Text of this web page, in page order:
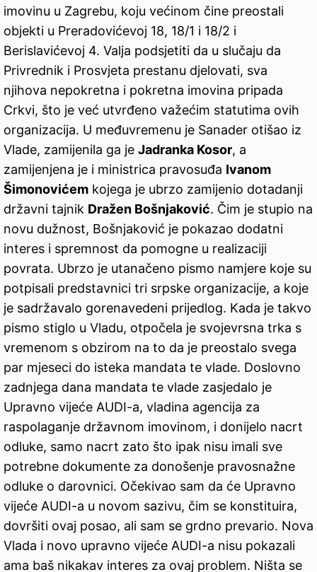
imovinu u Zagrebu, koju većinom čine preostali
objekti u Preradovićevoj 18, 18/1 i 18/2 i
Berislavićevoj 4. Valja podsjetiti da u slučaju da
Privrednik i Prosvjeta prestanu djelovati, sva
njihova nepokretna i pokretna imovina pripada
Crkvi, što je već utvrđeno važećim statutima ovih
organizacija. U međuvremenu je Sanader otišao iz
Vlade, zamijenila ga je Jadranka Kosor, a
zamijenjena je i ministrica pravosuđa Ivanom
Šimonovićem kojega je ubrzo zamijenio dotadanji
državni tajnik Dražen Bošnjaković. Čim je stupio na
novu dužnost, Bošnjaković je pokazao dodatni
interes i spremnost da pomogne u realizaciji
povrata. Ubrzo je utanačeno pismo namjere koje su
potpisali predstavnici tri srpske organizacije, a koje
je sadržavalo gorenavedeni prijedlog. Kada je takvo
pismo stiglo u Vladu, otpočela je svojevrsna trka s
vremenom s obzirom na to da je preostalo svega
par mjeseci do isteka mandata te vlade. Doslovno
zadnjega dana mandata te vlade zasjedalo je
Upravno vijeće AUDI-a, vladina agencija za
raspolaganje državnom imovinom, i donijelo nacrt
odluke, samo nacrt zato što ipak nisu imali sve
potrebne dokumente za donošenje pravosnažne
odluke o darovnici. Očekivao sam da će Upravno
vijeće AUDI-a u novom sazivu, čim se konstituira,
dovršiti ovaj posao, ali sam se grdno prevario. Nova
Vlada i novo upravno vijeće AUDI-a nisu pokazali
ama baš nikakav interes za ovaj problem. Ništa se